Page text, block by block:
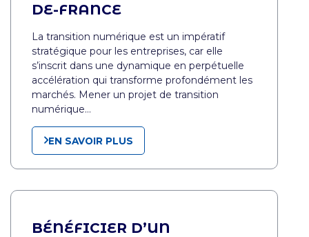
DE-FRANCE
La transition numérique est un impératif
stratégique pour les entreprises, car elle
s’inscrit dans une dynamique en perpétuelle
accélération qui transforme profondément les
marchés. Mener un projet de transition
numérique…
EN SAVOIR PLUS
BÉNÉFICIER D’UN